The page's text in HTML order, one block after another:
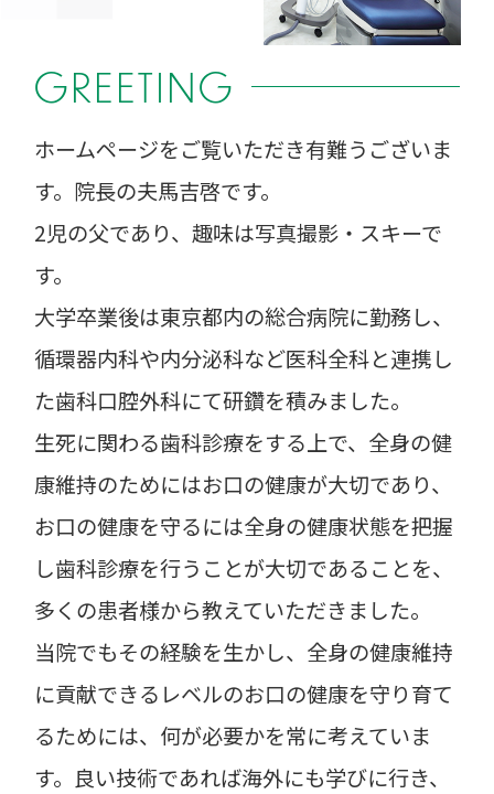
GREETING
ホームページをご覧いただき有難うございま
す。院長の夫馬吉啓です。
2児の父であり、趣味は写真撮影・スキーで
す。
大学卒業後は東京都内の総合病院に勤務し、
循環器内科や内分泌科など医科全科と連携し
た歯科口腔外科にて研鑽を積みました。
生死に関わる歯科診療をする上で、全身の健
康維持のためにはお口の健康が大切であり、
お口の健康を守るには全身の健康状態を把握
し歯科診療を行うことが大切であることを、
多くの患者様から教えていただきました。
当院でもその経験を生かし、全身の健康維持
に貢献できるレベルのお口の健康を守り育て
るためには、何が必要かを常に考えていま
す。良い技術であれば海外にも学びに行き、